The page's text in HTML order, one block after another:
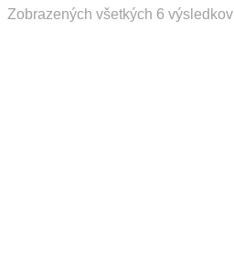
Zobrazených všetkých 6 výsledkov